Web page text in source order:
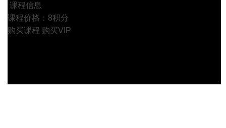
课程信息
课程价格：8积分
购买课程 购买VIP